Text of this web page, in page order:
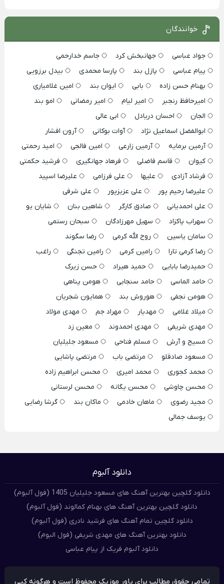
خوانندگان
جواد عباسی جهانبخش کرد
جاسم خدارحمی
پیام عباسی
پازل بند پارسا محمدی
بیدل برزویی
بهنام حسن زاده
بابی ایوان بند
امین غلامیاری
امیرحافظ رنجبر
امیر لیام امیر رمضانی
امو بند
الجان
احسان دریادل
ابی عالی
ابوالفضل اسماعیل نژاد
آوات بوکانی
آرون افشار
آرمین برمایه
آرمین زارعی امین فالجی
امید رحمتی
کیوان
قاسم فاضلی فرهاد جهانگیری
فرشید حکمتی
فرشاد آزادی
علیها علی فرزامی
علیرضا اسپید
علیرضا رحیم پور
علی عزیزپور
علی شرفی
علی احمدیانی
صادق کارگر شاهین بنان
شایان یو
سهراب پاکزاد
سهیل مهرزادگان
سبحان رستمی
سامان یاسین
روح الله کرمی
رضا سگوند
رضا کرمی تارا
رامین کرمی رامین تجنگی
راغب
حمیدرضا بابایی
حمید هیراد
حسن زیرک
حامد الماسی
حامد سنجابی
هومن پناهی
هومن نجفی
هوروش بند
همایون شجریان
میلاد غلامی
مهدیار مهراد جم
مهدی مولاد
مهدی شریفی
مهدی احمدوند
معین زد
مسیح و آرش
مسلم فتاحی
مسعود جلیلیان
مسعود صادقلو
مرتضی باب
مرتضی پاشایی
محمد کجوری
محمد امیری
محسن ابراهیم زاده
محسن چاوشی
محسن یگانه
محسن لرستانی
مجید رضوی
ماهان خادمی ماکان بند
گرشا رضایی
یوسف جمالی
دانلود آلبوم
دانلود گلچین بهترین آهنگ های مسعود جلیلیان 1405 (فول آلبوم)
دانلود گلچین بهترین آهنگ های بهنام کمالوند (فول آلبوم)
دانلود گلچین تمام آهنگ های فرشید نادری (فول آلبوم)
دانلود بهترین آهنگ های مهدی شریفی (فول البوم)
دانلود آلبوم فریک از پیام عباسی
تمامی حقوق مطالب برای پاور موزیک محفوظ است و هرگونه کپی